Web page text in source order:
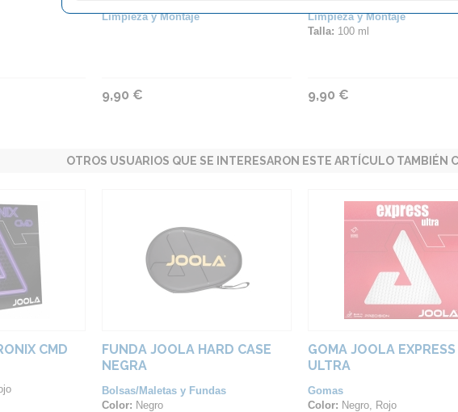
Limpieza y Montaje
9,90 €
Limpieza y Montaje
Talla: 100 ml
9,90 €
OTROS USUARIOS QUE SE INTERESARON ESTE ARTÍCULO TAMBIÉN
CMD
FUNDA JOOLA HARD CASE
NEGRA
Bolsas/Maletas y Fundas
Color: Negro
GOMA JOOLA EXPRESS
ULTRA
Gomas
Color: Negro, Rojo